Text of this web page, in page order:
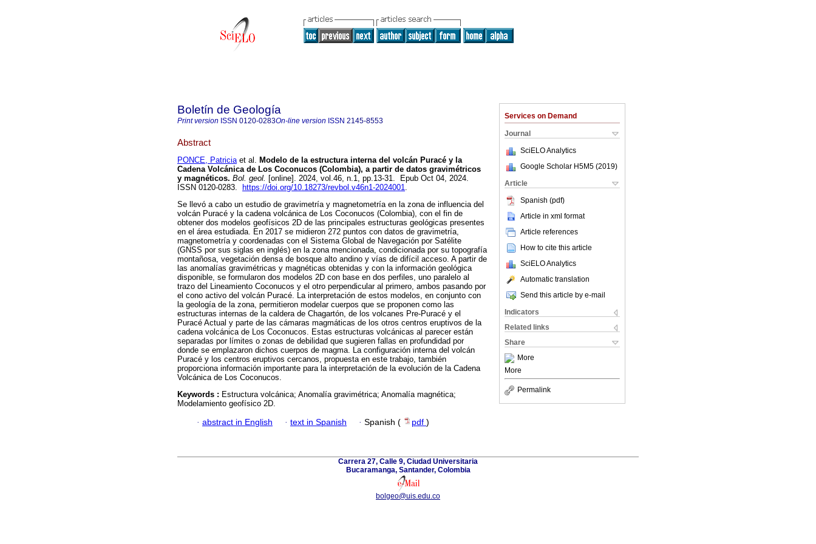
Services on Demand
Journal
SciELO Analytics
Google Scholar H5M5 (2019)
Article
Spanish (pdf)
Article in xml format
Article references
How to cite this article
SciELO Analytics
Automatic translation
Send this article by e-mail
Indicators
Related links
Share
More
More
Permalink
Boletín de Geología
Print version ISSN 0120-0283On-line version ISSN 2145-8553
Abstract
PONCE, Patriciaet al. Modelo de la estructura interna del volcán Puracé y la
Cadena Volcánica de Los Coconucos (Colombia), a partir de datos gravimétricos
y magnéticos. Bol. geol. [online]. 2024, vol.46, n.1, pp.13-31. Epub Oct 04, 2024.
ISSN 0120-0283.
https://doi.org/10.18273/revbol.v46n1-2024001.
Se llevó a cabo un estudio de gravimetría y magnetometría en la zona de influencia del
volcán Puracé y la cadena volcánica de Los Coconucos (Colombia), con el fin de
obtener dos modelos geofísicos 2D de las principales estructuras geológicas presentes
en el área estudiada. En 2017 se midieron 272 puntos con datos de gravimetría,
magnetometría y coordenadas con el Sistema Global de Navegación por Satélite
(GNSS por sus siglas en inglés) en la zona mencionada, condicionada por su topografía
montañosa, vegetación densa de bosque alto andino y vías de difícil acceso. A partir de
las anomalías gravimétricas y magnéticas obtenidas y con la información geológica
disponible, se formularon dos modelos 2D con base en dos perfiles, uno paralelo al
trazo del Lineamiento Coconucos y el otro perpendicular al primero, ambos pasando por
el cono activo del volcán Puracé. La interpretación de estos modelos, en conjunto con
la geología de la zona, permitieron modelar cuerpos que se proponen como las
estructuras internas de la caldera de Chagartón, de los volcanes Pre-Puracé y el
Puracé Actual y parte de las cámaras magmáticas de los otros centros eruptivos de la
cadena volcánica de Los Coconucos. Estas estructuras volcánicas al parecer están
separadas por límites o zonas de debilidad que sugieren fallas en profundidad por
donde se emplazaron dichos cuerpos de magma. La configuración interna del volcán
Puracé y los centros eruptivos cercanos, propuesta en este trabajo, también
proporciona información importante para la interpretación de la evolución de la Cadena
Volcánica de Los Coconucos.
Keywords : Estructura volcánica; Anomalía gravimétrica; Anomalía magnética;
Modelamiento geofísico 2D.
· abstract in English · text in Spanish · Spanish ( pdf )
Carrera 27, Calle 9, Ciudad Universitaria
Bucaramanga, Santander, Colombia
bolgeo@uis.edu.co